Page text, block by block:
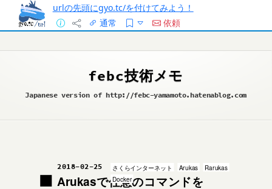
urlの先頭にgyo.tc/を付けてみよう！
通常
依頼